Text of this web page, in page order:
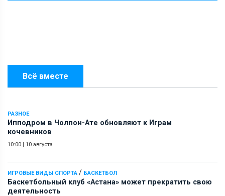
Всё вместе
РАЗНОЕ
Ипподром в Чолпон-Ате обновляют к Играм
кочевников
10:00 | 10 августа
ИГРОВЫЕ ВИДЫ СПОРТА / БАСКЕТБОЛ
Баскетбольный клуб «Астана» может прекратить свою
деятельность